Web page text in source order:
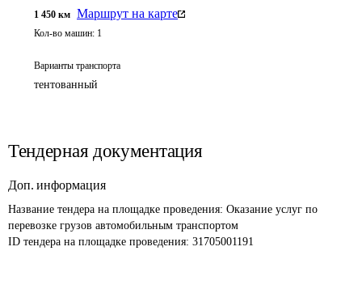
1 450 км Маршрут на карте
Кол-во машин: 1
Варианты транспорта
тентованный
Тендерная документация
Доп. информация
Название тендера на площадке проведения: Оказание услуг по
перевозке грузов автомобильным транспортом
ID тендера на площадке проведения: 31705001191